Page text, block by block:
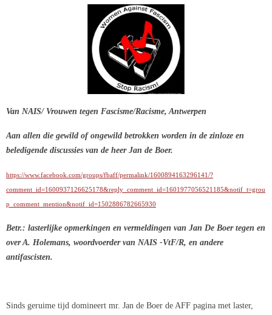
Van NAIS/ Vrouwen tegen Fascisme/Racisme, Antwerpen
Aan allen die gewild of ongewild betrokken worden in de zinloze en
beledigende discussies van de heer Jan de Boer.
https://www.facebook.com/groups/fbaff/permalink/1600894163296141/?
comment_id=1600937126625178&reply_comment_id=1601977056521185&notif_t=grou
p_comment_mention&notif_id=1502886782665930
Betr.: lasterlijke opmerkingen en vermeldingen van Jan De Boer tegen en
over A. Holemans, woordvoerder van NAIS -VtF/R, en andere
antifascisten.
Sinds geruime tijd domineert mr. Jan de Boer de AFF pagina met laster,